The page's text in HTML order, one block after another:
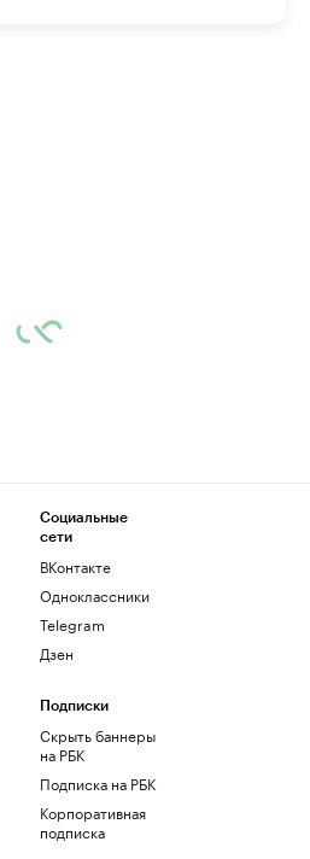
Социальные
сети
ВКонтакте
Одноклассники
Telegram
Дзен
Подписки
Скрыть баннеры
на РБК
Подписка на РБК
Корпоративная
подписка